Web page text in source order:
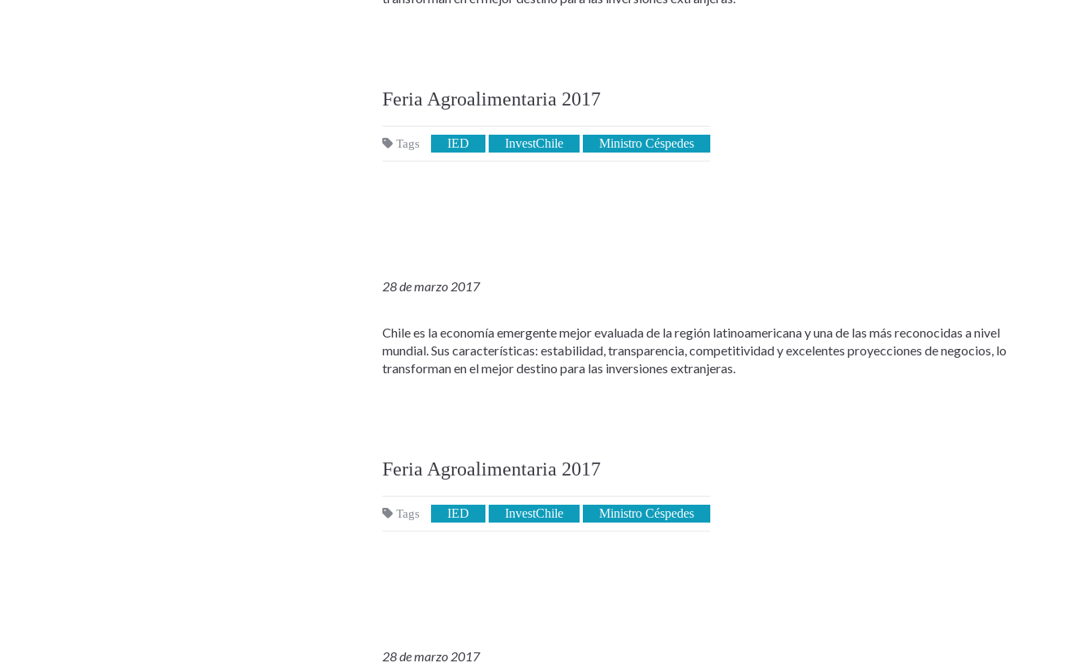
Feria Agroalimentaria 2017
Tags IED InvestChile Ministro Céspedes
28 de marzo 2017
Chile es la economía emergente mejor evaluada de la región latinoamericana y una de las más reconocidas a nivel
mundial. Sus características: estabilidad, transparencia, competitividad y excelentes proyecciones de negocios, lo
transforman en el mejor destino para las inversiones extranjeras.
Feria Agroalimentaria 2017
Tags IED InvestChile Ministro Céspedes
28 de marzo 2017